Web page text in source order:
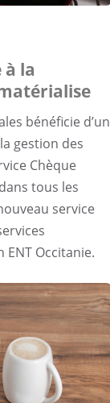
la
bénéficie d’un
gestion des
Chèque
tous les
service
ENT Occitanie.